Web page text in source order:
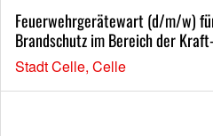
Feuerwehrgerätewart (d/m/w)
Brandschutz im Bereich der
Stadt Celle, Celle